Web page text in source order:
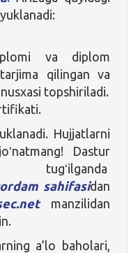
va diplom
qilingan va
topshiriladi.
Hujjatlarni
Dastur
tugʻilganda
sahifasidan
manzilidan
a’lo baholari,